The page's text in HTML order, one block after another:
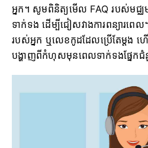
អ្នក។ សូមពិនិត្យមើល FAQ របស់ម
ទាក់ទង ដើម្បីជៀសវាងការពន្យារពេ
របស់អ្នក ឬលេខកូដដែលប្រើតែម្តង ហ
បង្ហាញពីកំហុសមុនពេលទាក់ទងផ្នែក